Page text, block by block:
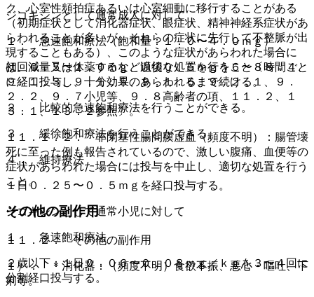
ク、心室性頻拍症あるいは心室細動に移行することがある
（初期症状として消化器症状、眼症状、精神神経系症状があ
らわれることが多いが、それらの症状に先行して不整脈が出
現することもある）、このような症状があらわれた場合に
は、減量又は休薬するなど適切な処置を行うこと〔８．４、
９．１．３、９．１．５、９．１．６、９．２．１、９．
２．２、９．７小児等、９．８高齢者の項、１１．２、１
３．１、１３．２参照〕。
１１．１．２． 非閉塞性腸間膜虚血（頻度不明）：腸管壊
死に至った例も報告されているので、激しい腹痛、血便等の
症状があらわれた場合には投与を中止し、適切な処置を行う
こと。
その他の副作用
１１．２． その他の副作用
１）． ＊消化器：（頻度不明）食欲不振、悪心・嘔吐、下
痢等。
ジゴキシンとして通常成人に対して
１． 急速飽和療法（飽和量：１．０〜４．０ｍｇ）
初回０．５〜１．０ｍｇ、以後０．５ｍｇを６〜８時間ごと
に経口投与し、十分効果のあらわれるまで続ける。
２． 比較的急速飽和療法を行うことができる。
３． 緩徐飽和療法を行うことができる。
４． 維持療法
１日０．２５〜０．５ｍｇを経口投与する。
ジゴキシンとして通常小児に対して
１． 急速飽和療法
２歳以下：１日０．０６〜０．０８ｍｇ／ｋｇを３〜４回に
分割経口投与する。